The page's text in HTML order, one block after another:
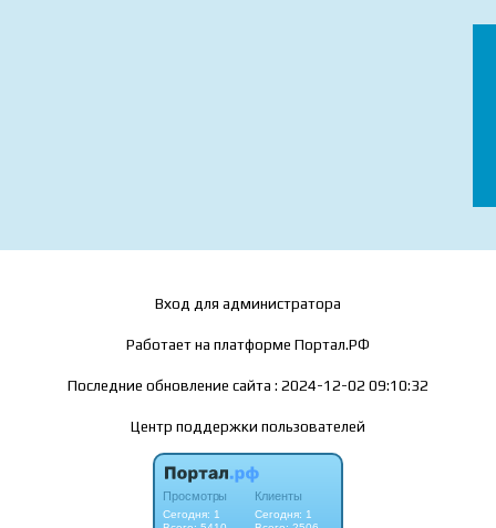
Вход для администратора
Работает на платформе Портал.РФ
Последние обновление сайта : 2024-12-02 09:10:32
Центр поддержки пользователей